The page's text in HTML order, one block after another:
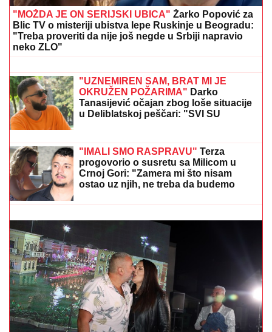
"MOŽDA JE ON SERIJSKI UBICA" Žarko Popović za
Blic TV o misteriji ubistva lepe Ruskinje u Beogradu:
"Treba proveriti da nije još negde u Srbiji napravio
neko ZLO"
PROCVETALAPevačica u vrtoglavim
štiklama i haljini pripijenoj uz telo
pokazala figuru nakon dva porođaj
(Foto)
Tanasijević očajan zbog loše situacije
u Deliblatskoj peščari: "SVI SU
EVAKUISANI", otkrio koje informacije
ima
ZALjUBITELjE BRZE ISPLATE: Goleade u prvom
poluvremenu